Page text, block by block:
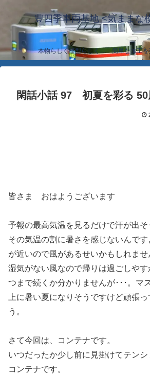
豊四季車両基地 <気ままな
本物らしく模型らしく… 簡単な加工を
閑話小話 97 初夏を彩る 50
皆さま おはようございます
予報の最高気温を見るだけで汗が出そ
その気温の割に暑さを感じないんで
が近いので風があるせいかもしれま
湿気がない風なので帰りは過ごしや
つまで続くか分かりませんが･･･。マ
上に暑い夏になりそうですけど頑張
う。
さて今回は、コンテナです。
いつだったか少し前に見掛けてテン
コンテナです。